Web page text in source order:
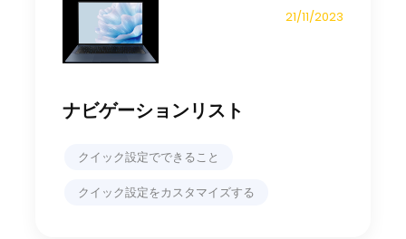
21/11/2023
ナビゲーションリスト
クイック設定でできること
クイック設定をカスタマイズする